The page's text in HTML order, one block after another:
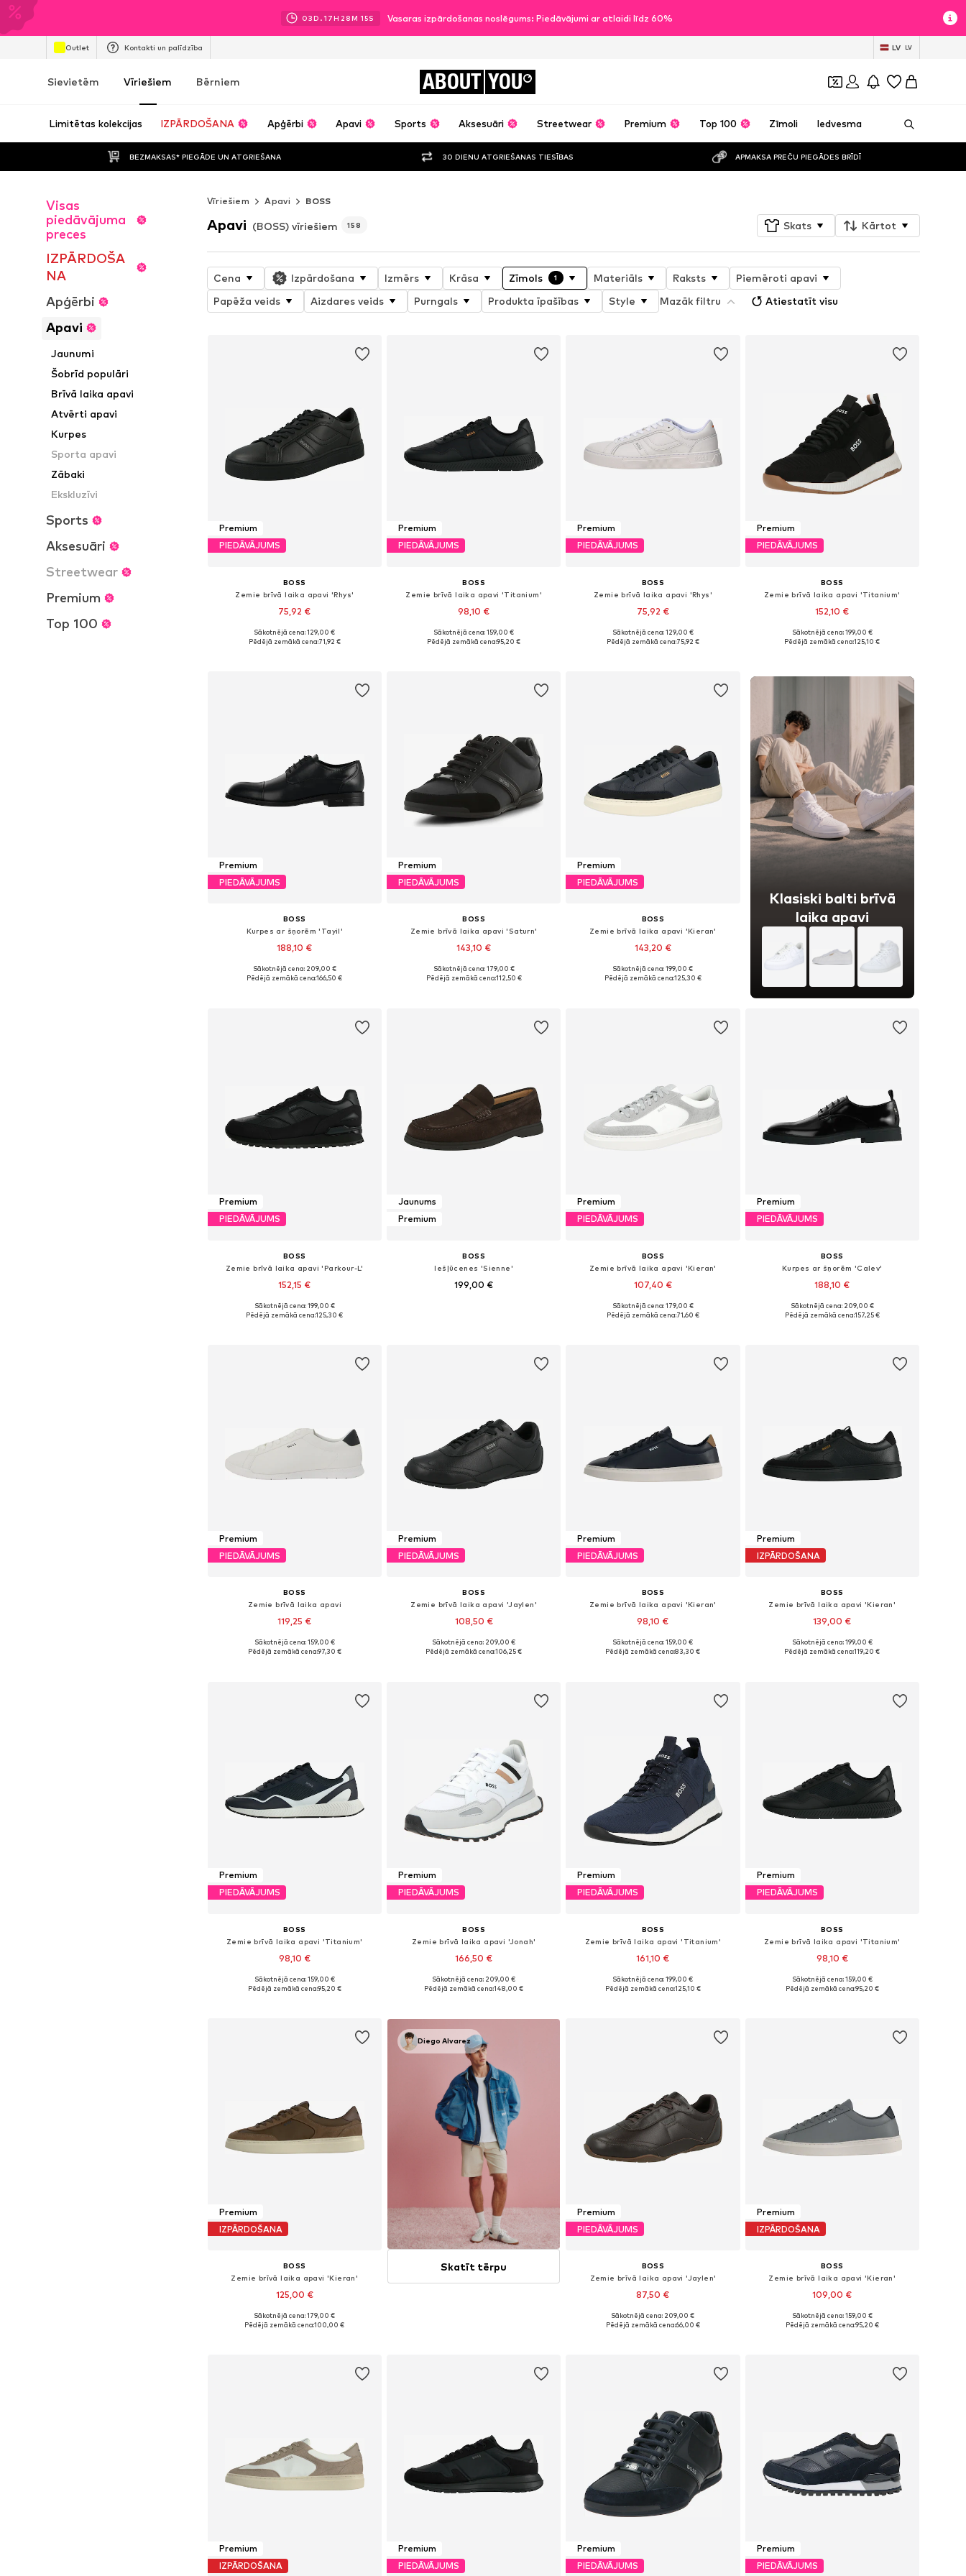
03D.17H 28M 13S Vasaras izpārdošanas noslēgums: Piedāvājumi ar atlaidi līdz 60%
Outlet Kontakti un palīdzība LV LV
Sievietēm Vīriešiem Bērniem ABOUT YOU
Limitētas kolekcijas IZPĀRDOŠANA Apģērbi Apavi Sports Aksesuāri Streetwear Premium Top 100 Zīmoli Iedvesma
BEZMAKSAS* PIEGĀDE UN ATGRIEŠANA 30 DIENU ATGRIEŠANAS TIESĪBAS APMAKSA PREČU PIEGĀDES BRĪDĪ
Visas
piedāvājuma
preces
IZPĀRDOŠA
NA
Apģērbi
Apavi
Jaunumi
Šobrīd populāri
Brīvā laika apavi
Atvērti apavi
Kurpes
Sporta apavi
Zābaki
Ekskluzīvi
Sports
Aksesuāri
Streetwear
Premium
Top 100
Vīriešiem Apavi BOSS
Apavi (BOSS) vīriešiem 158 Skats Kārtot
Cena Izpārdošana Izmērs Krāsa Zīmols 1 Materiāls Raksts
Piemēroti apavi
Papēža veids
Aizdares veids Purngals Produkta īpašības Style Mazāk filtru Atiestatīt visu
Premium
PIEDĀVĀJUMS
BOSS
Zemie brīvā laika apavi 'Rhys'
75,92 €
Pieejams daudzos izmēros
Sākotnējā cena: 129,00 €
Pēdējā zemākā cena:71,92 €
Premium
PIEDĀVĀJUMS
BOSS
Zemie brīvā laika apavi 'Titanium'
98,10 €
Pieejamie izmēri: 41, 42, 43, 44, 45, 46
Sākotnējā cena: 159,00 €
Pēdējā zemākā cena:95,20 €
Premium
PIEDĀVĀJUMS
BOSS
Zemie brīvā laika apavi 'Rhys'
75,92 €
Pieejams daudzos izmēros
Sākotnējā cena: 129,00 €
Pēdējā zemākā cena:75,92 €
Premium
PIEDĀVĀJUMS
BOSS
Zemie brīvā laika apavi 'Titanium'
152,10 €
Pieejams daudzos izmēros
Sākotnējā cena: 199,00 €
Pēdējā zemākā cena:125,10 €
Premium
PIEDĀVĀJUMS
BOSS
Kurpes ar šņorēm 'Tayil'
188,10 €
Pieejams daudzos izmēros
Sākotnējā cena: 209,00 €
Pēdējā zemākā cena:166,50 €
Premium
PIEDĀVĀJUMS
BOSS
Zemie brīvā laika apavi 'Saturn'
143,10 €
Pieejams daudzos izmēros
Sākotnējā cena: 179,00 €
Pēdējā zemākā cena:112,50 €
Premium
PIEDĀVĀJUMS
BOSS
Zemie brīvā laika apavi 'Kieran'
143,20 €
Pieejams daudzos izmēros
Sākotnējā cena: 199,00 €
Pēdējā zemākā cena:125,30 €
Klasiski balti brīvā
laika apavi
Premium
PIEDĀVĀJUMS
BOSS
Zemie brīvā laika apavi 'Parkour-L'
152,15 €
Pieejams daudzos izmēros
Sākotnējā cena: 199,00 €
Pēdējā zemākā cena:125,30 €
Jaunums
Premium
BOSS
Iešļūcenes 'Sienne'
199,00 €
Premium
PIEDĀVĀJUMS
BOSS
Zemie brīvā laika apavi 'Kieran'
107,40 €
+1
Pieejams daudzos izmēros
Sākotnējā cena: 179,00 €
Pēdējā zemākā cena:71,60 €
Premium
PIEDĀVĀJUMS
BOSS
Kurpes ar šņorēm 'Calev'
188,10 €
Pieejamie izmēri: 40, 41, 42, 43, 44, 45
Sākotnējā cena: 209,00 €
Pēdējā zemākā cena:157,25 €
Premium
PIEDĀVĀJUMS
BOSS
Zemie brīvā laika apavi
119,25 €
Pieejams daudzos izmēros
Sākotnējā cena: 159,00 €
Pēdējā zemākā cena:97,30 €
Premium
PIEDĀVĀJUMS
BOSS
Zemie brīvā laika apavi 'Jaylen'
108,50 €
Pieejamie izmēri: 40, 41, 42, 43, 44, 45
Sākotnējā cena: 209,00 €
Pēdējā zemākā cena:106,25 €
Premium
PIEDĀVĀJUMS
BOSS
Zemie brīvā laika apavi 'Kieran'
98,10 €
+1
Pieejams daudzos izmēros
Sākotnējā cena: 159,00 €
Pēdējā zemākā cena:83,30 €
Premium
IZPĀRDOŠANA
BOSS
Zemie brīvā laika apavi 'Kieran'
139,00 €
Pieejams daudzos izmēros
Sākotnējā cena: 199,00 €
Pēdējā zemākā cena:119,20 €
Premium
PIEDĀVĀJUMS
BOSS
Zemie brīvā laika apavi 'Titanium'
98,10 €
Pieejams daudzos izmēros
Sākotnējā cena: 159,00 €
Pēdējā zemākā cena:95,20 €
Premium
PIEDĀVĀJUMS
BOSS
Zemie brīvā laika apavi 'Jonah'
166,50 €
Pieejams daudzos izmēros
Sākotnējā cena: 209,00 €
Pēdējā zemākā cena:148,00 €
Premium
PIEDĀVĀJUMS
BOSS
Zemie brīvā laika apavi 'Titanium'
161,10 €
Pieejams daudzos izmēros
Sākotnējā cena: 199,00 €
Pēdējā zemākā cena:125,10 €
Premium
PIEDĀVĀJUMS
BOSS
Zemie brīvā laika apavi 'Titanium'
98,10 €
Pieejams daudzos izmēros
Sākotnējā cena: 159,00 €
Pēdējā zemākā cena:95,20 €
Premium
IZPĀRDOŠANA
BOSS
Zemie brīvā laika apavi 'Kieran'
125,00 €
+1
Pieejams daudzos izmēros
Sākotnējā cena: 179,00 €
Pēdējā zemākā cena:100,00 €
Diego Alvarez
Skatīt tērpu
Premium
PIEDĀVĀJUMS
BOSS
Zemie brīvā laika apavi 'Jaylen'
87,50 €
Pieejamie izmēri: 40, 41, 43, 44, 46
Sākotnējā cena: 209,00 €
Pēdējā zemākā cena:66,00 €
Premium
IZPĀRDOŠANA
BOSS
Zemie brīvā laika apavi 'Kieran'
109,00 €
+1
Pieejams daudzos izmēros
Sākotnējā cena: 159,00 €
Pēdējā zemākā cena:95,20 €
Premium
IZPĀRDOŠANA
Premium
PIEDĀVĀJUMS
Premium
PIEDĀVĀJUMS
Premium
PIEDĀVĀJUMS